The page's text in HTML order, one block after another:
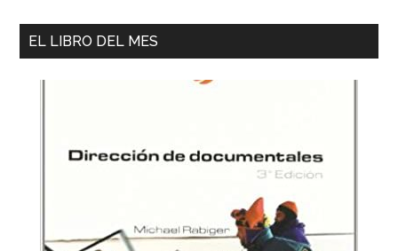
EL LIBRO DEL MES